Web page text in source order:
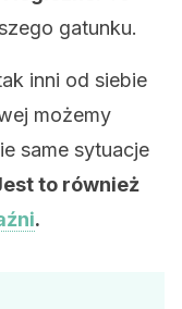
gatunku.
inni od siebie
możemy
same sytuacje
to również
.